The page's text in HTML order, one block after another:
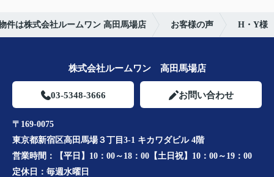
件は株式会社ルームワン 高田馬場店 お客様の声 H・Y様
株式会社ルームワン 高田馬場店
03-5348-3666 お問い合わせ
〒169-0075
東京都新宿区高田馬場３丁目3-1 キカワダビル 4階
営業時間：
【平日】10：00～18：00【土日祝】10：00～19：00
定休日： 毎週水曜日